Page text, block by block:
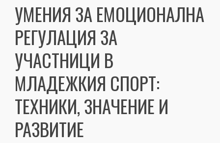
contentУМЕНИЯ ЗА ЕМОЦИОНАЛНА
РЕГУЛАЦИЯ ЗА
УЧАСТНИЦИ В
МЛАДЕЖКИЯ СПОРТ:
ТЕХНИКИ, ЗНАЧЕНИЕ И
РАЗВИТИЕ